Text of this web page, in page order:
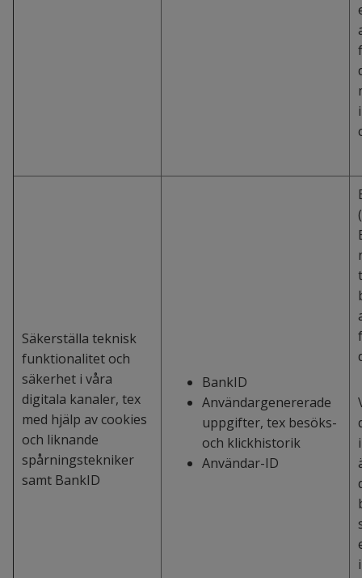
Säkerställa teknisk
funktionalitet och
säkerhet i våra
digitala kanaler, tex
med hjälp av cookies
och liknande
spårningstekniker
samt BankID
BankID
Användargenererade
uppgifter, tex besöks-
och klickhistorik
Användar-ID